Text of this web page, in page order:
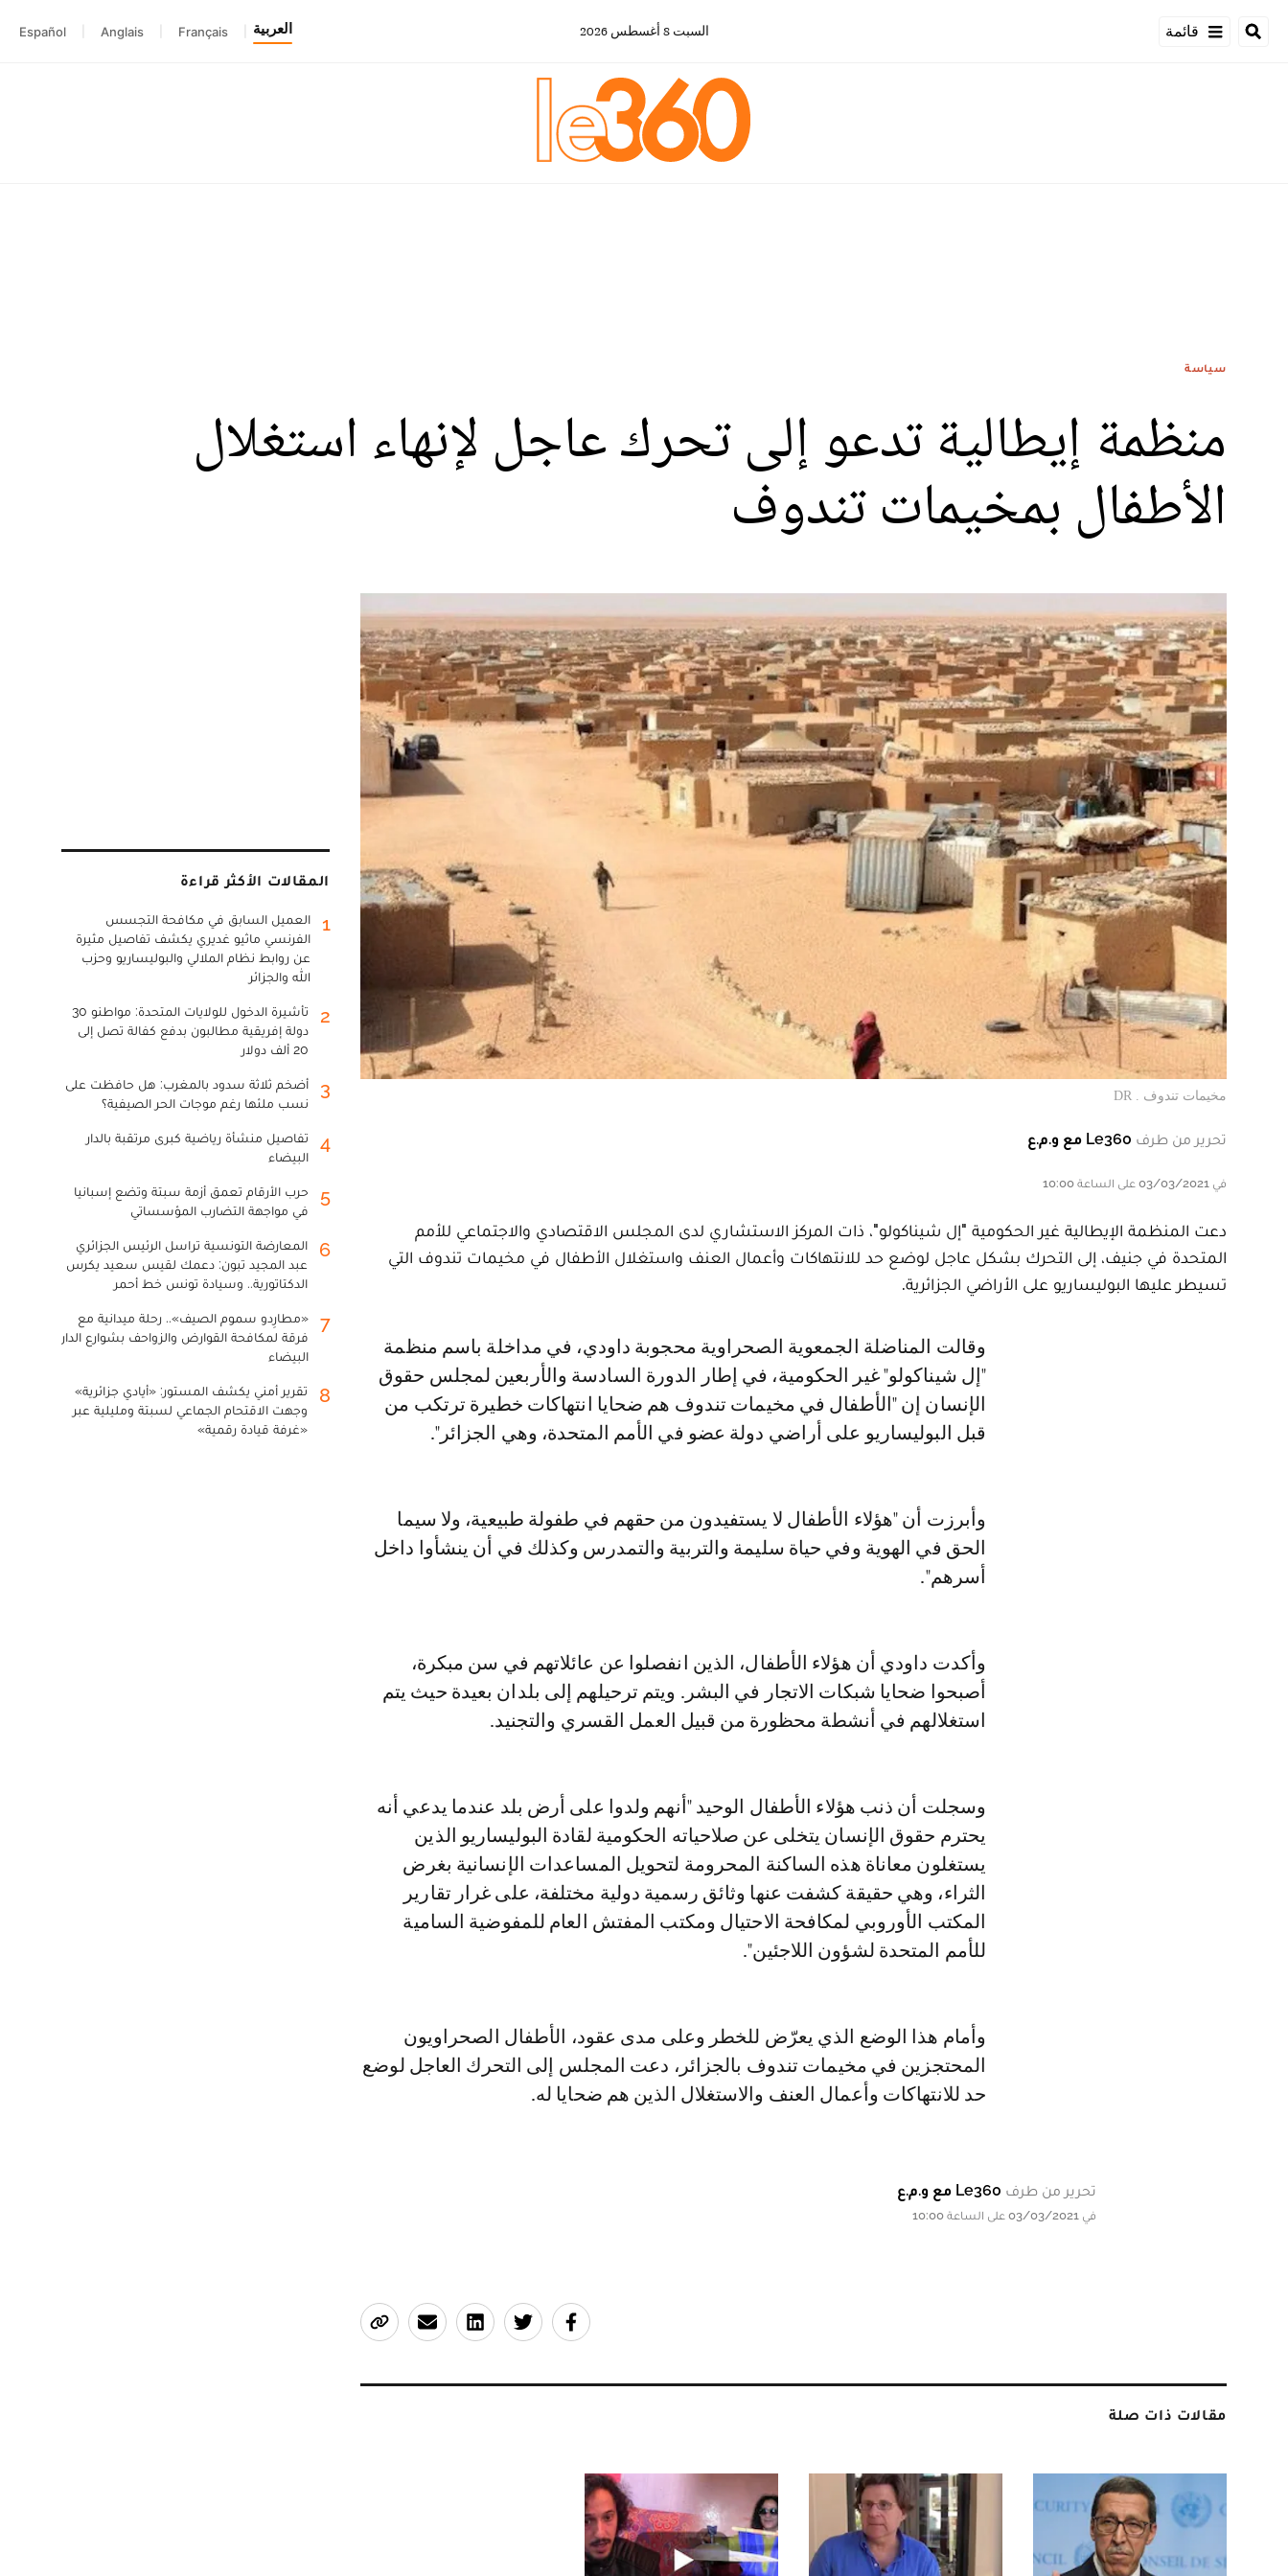
قائمة السبت 8 أغسطس 2026 العربية Français
Anglais
Español
سياسة
منظمة إيطالية تدعو إلى تحرك عاجل لإنهاء استغلال
الأطفال بمخيمات تندوف
مخيمات تندوف . DR
تحرير من طرف Le360 مع و.م.ع
في 03/03/2021 على الساعة 10:00
دعت المنظمة الإيطالية غير الحكومية "إل شيناكولو"، ذات المركز الاستشاري لدى المجلس الاقتصادي والاجتماعي للأمم
المتحدة في جنيف، إلى التحرك بشكل عاجل لوضع حد للانتهاكات وأعمال العنف واستغلال الأطفال في مخيمات تندوف التي
تسيطر عليها البوليساريو على الأراضي الجزائرية.
وقالت المناضلة الجمعوية الصحراوية محجوبة داودي، في مداخلة باسم منظمة
"إل شيناكولو" غير الحكومية، في إطار الدورة السادسة والأربعين لمجلس حقوق
الإنسان إن "الأطفال في مخيمات تندوف هم ضحايا انتهاكات خطيرة ترتكب من
قبل البوليساريو على أراضي دولة عضو في الأمم المتحدة، وهي الجزائر".
وأبرزت أن "هؤلاء الأطفال لا يستفيدون من حقهم في طفولة طبيعية، ولا سيما
الحق في الهوية وفي حياة سليمة والتربية والتمدرس وكذلك في أن ينشأوا داخل
أسرهم".
وأكدت داودي أن هؤلاء الأطفال، الذين انفصلوا عن عائلاتهم في سن مبكرة،
أصبحوا ضحايا شبكات الاتجار في البشر. ويتم ترحيلهم إلى بلدان بعيدة حيث يتم
استغلالهم في أنشطة محظورة من قبيل العمل القسري والتجنيد.
وسجلت أن ذنب هؤلاء الأطفال الوحيد "أنهم ولدوا على أرض بلد عندما يدعي أنه
يحترم حقوق الإنسان يتخلى عن صلاحياته الحكومية لقادة البوليساريو الذين
يستغلون معاناة هذه الساكنة المحرومة لتحويل المساعدات الإنسانية بغرض
الثراء، وهي حقيقة كشفت عنها وثائق رسمية دولية مختلفة، على غرار تقارير
المكتب الأوروبي لمكافحة الاحتيال ومكتب المفتش العام للمفوضية السامية
للأمم المتحدة لشؤون اللاجئين".
وأمام هذا الوضع الذي يعرّض للخطر وعلى مدى عقود، الأطفال الصحراويون
المحتجزين في مخيمات تندوف بالجزائر، دعت المجلس إلى التحرك العاجل لوضع
حد للانتهاكات وأعمال العنف والاستغلال الذين هم ضحايا له.
تحرير من طرف Le360 مع و.م.ع
في 03/03/2021 على الساعة 10:00
مقالات ذات صلة
المقالات الأكثر قراءة
1
العميل السابق في مكافحة التجسس
الفرنسي ماثيو غديري يكشف تفاصيل مثيرة
عن روابط نظام الملالي والبوليساريو وحزب
الله والجزائر
2
تأشيرة الدخول للولايات المتحدة: مواطنو 30
دولة إفريقية مطالبون بدفع كفالة تصل إلى
20 ألف دولار
3
أضخم ثلاثة سدود بالمغرب: هل حافظت على
نسب ملئها رغم موجات الحر الصيفية؟
4
تفاصيل منشأة رياضية كبرى مرتقبة بالدار
البيضاء
5
حرب الأرقام تعمق أزمة سبتة وتضع إسبانيا
في مواجهة التضارب المؤسساتي
6
المعارضة التونسية تراسل الرئيس الجزائري
عبد المجيد تبون: دعمك لقيس سعيد يكرس
الدكتاتورية.. وسيادة تونس خط أحمر
7
«مطارِدو سموم الصيف».. رحلة ميدانية مع
فرقة لمكافحة القوارض والزواحف بشوارع الدار
البيضاء
8
تقرير أمني يكشف المستور: «أيادي جزائرية»
وجهت الاقتحام الجماعي لسبتة ومليلية عبر
«غرفة قيادة رقمية»